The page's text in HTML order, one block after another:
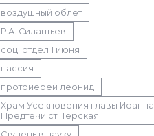
воздушный облет
Р.А. Силантьев
соц. отдел 1 июня
пассия
протоиерей леонид
Храм Усекновения главы Иоанна
Предтечи ст. Терская